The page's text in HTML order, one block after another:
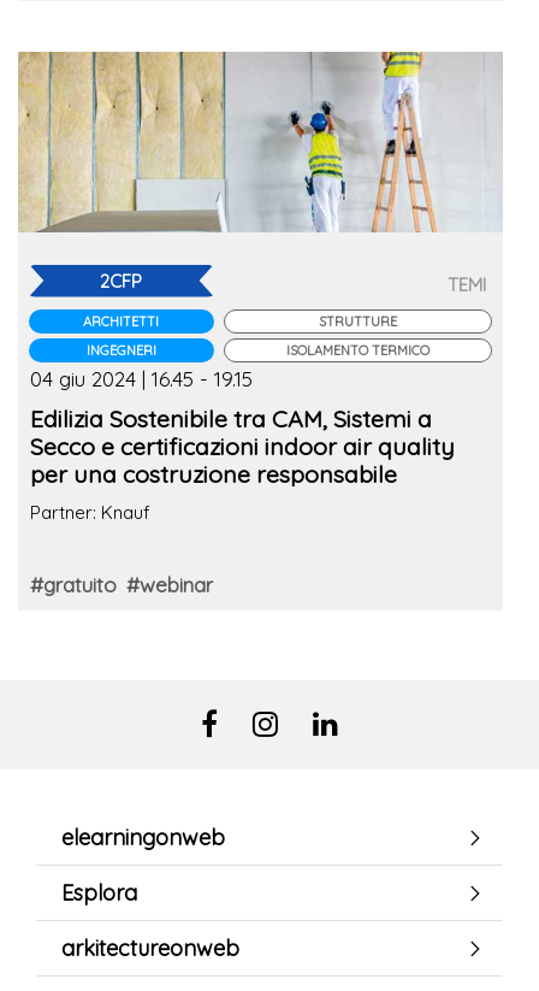
2CFP
ARCHITETTI
INGEGNERI
TEMI
STRUTTURE
ISOLAMENTO TERMICO
04 giu 2024 | 16.45 - 19.15
Edilizia Sostenibile tra CAM, Sistemi a
Secco e certificazioni indoor air quality
per una costruzione responsabile
Partner: Knauf
#gratuito #webinar
elearningonweb
Esplora
arkitectureonweb